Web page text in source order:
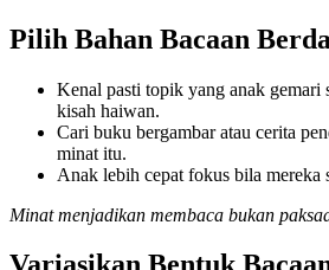
Pilih Bahan Bacaan
Kenal pasti topik yang anak gemari
kisah haiwan.
Cari buku bergambar atau cerita
minat itu.
Anak lebih cepat fokus bila mereka
Minat menjadikan membaca bukan